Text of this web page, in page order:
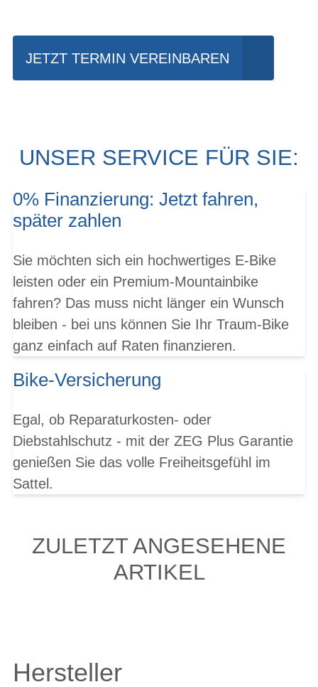
JETZT TERMIN VEREINBAREN
UNSER SERVICE FÜR SIE:
0% Finanzierung: Jetzt fahren,
später zahlen
Sie möchten sich ein hochwertiges E-Bike
leisten oder ein Premium-Mountainbike
fahren? Das muss nicht länger ein Wunsch
bleiben - bei uns können Sie Ihr Traum-Bike
ganz einfach auf Raten finanzieren.
Bike-Versicherung
Egal, ob Reparaturkosten- oder
Diebstahlschutz - mit der ZEG Plus Garantie
genießen Sie das volle Freiheitsgefühl im
Sattel.
ZULETZT ANGESEHENE
ARTIKEL
Hersteller